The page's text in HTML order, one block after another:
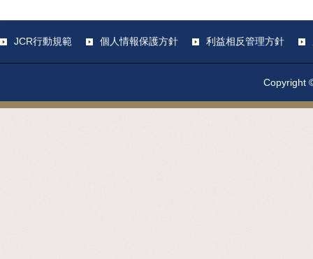
JCR行動規範 個人情報保護方針 利益相反管理方針
Copyright